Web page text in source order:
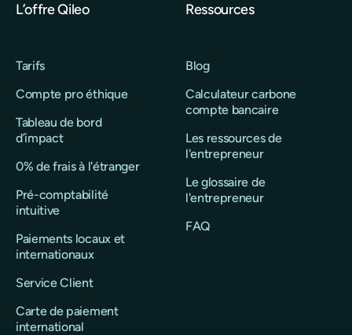
L’offre Qileo
Tarifs
Compte pro éthique
Tableau de bord
d’impact
0% de frais à l'étranger
Pré-comptabilité
intuitive
Paiements locaux et
internationaux
Service Client
Carte de paiement
international
Ressources
Blog
Calculateur carbone
compte bancaire
Les ressources de
l'entrepreneur
Le glossaire de
l'entrepreneur
FAQ